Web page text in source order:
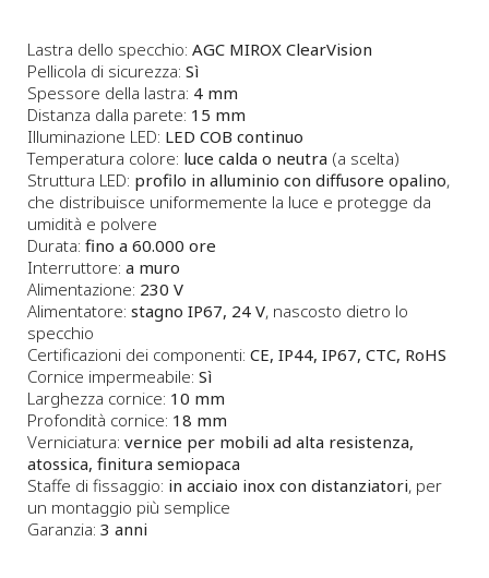
Lastra dello specchio: AGC MIROX ClearVision
Pellicola di sicurezza: Sì
Spessore della lastra: 4 mm
Distanza dalla parete: 15 mm
Illuminazione LED: LED COB continuo
Temperatura colore: luce calda o neutra (a scelta)
Struttura LED: profilo in alluminio con diffusore opalino,
che distribuisce uniformemente la luce e protegge da
umidità e polvere
Durata: fino a 60.000 ore
Interruttore: a muro
Alimentazione: 230 V
Alimentatore: stagno IP67, 24 V, nascosto dietro lo
specchio
Certificazioni dei componenti: CE, IP44, IP67, CTC, RoHS
Cornice impermeabile: Sì
Larghezza cornice: 10 mm
Profondità cornice: 18 mm
Verniciatura: vernice per mobili ad alta resistenza,
atossica, finitura semiopaca
Staffe di fissaggio: in acciaio inox con distanziatori, per
un montaggio più semplice
Garanzia: 3 anni